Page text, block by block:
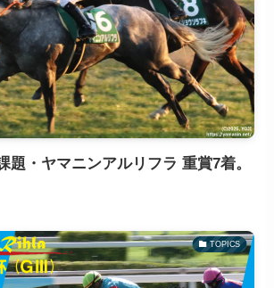
題・ヤマニンアルリフラ 重賞7着。
TOPICS